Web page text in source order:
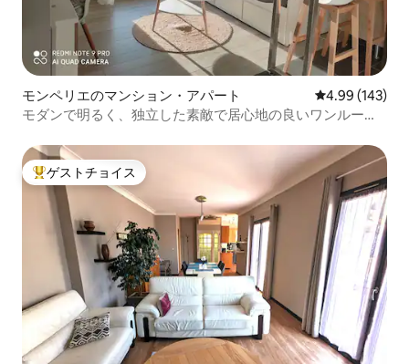
モンペリエのマンション・アパート レビュー143
4.99 (143)
モダンで明るく、独立した素敵で居心地の良いワンルーム
大好評のゲストチョイスです。
ゲストチョイス